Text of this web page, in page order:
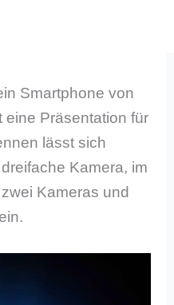
Smartphone von
eine Präsentation für
lässt sich
Kamera, im
Kameras und